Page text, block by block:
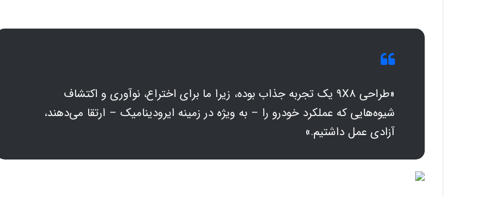
«طراحی ۹X8 یک تجربه جذاب بوده، زیرا ما برای اختراع، نوآوری و اکتشاف
شیوه‌هایی که عملکرد خودرو را – به ویژه در زمینه ایرودینامیک – ارتقا می‌دهند،
آزادی عمل داشتیم.»